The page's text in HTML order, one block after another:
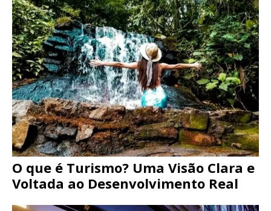
O que é Turismo? Uma Visão Clara e
Voltada ao Desenvolvimento Real